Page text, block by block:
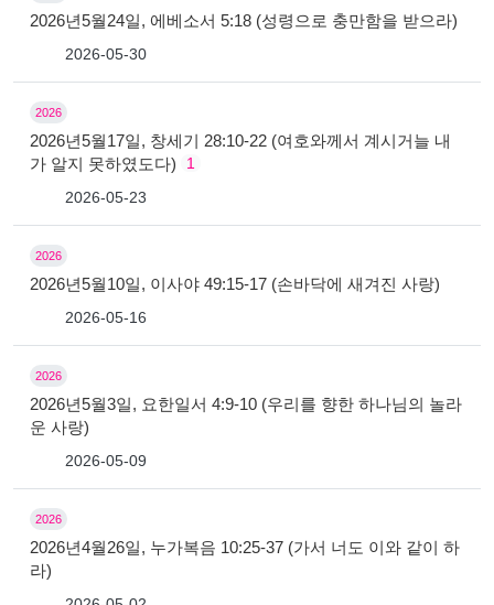
2026년5월24일, 에베소서 5:18 (성령으로 충만함을 받으라)
2026-05-30
2026
2026년5월17일, 창세기 28:10-22 (여호와께서 계시거늘 내
가 알지 못하였도다)
1
2026-05-23
2026
2026년5월10일, 이사야 49:15-17 (손바닥에 새겨진 사랑)
2026-05-16
2026
2026년5월3일, 요한일서 4:9-10 (우리를 향한 하나님의 놀라
운 사랑)
2026-05-09
2026
2026년4월26일, 누가복음 10:25-37 (가서 너도 이와 같이 하
라)